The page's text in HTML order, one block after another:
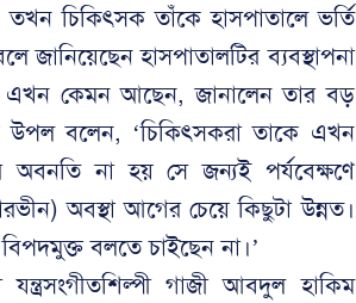
চিকিৎসক তাঁকে হাসপাতালে ভর্তি
হাসপাতালটির ব্যবস্থাপনা
এখন কেমন আছেন, জানালেন তার বড়
উপল বলেন, ‘চিকিৎসকরা তাকে এখন
অবনতি না হয় সে জন্যই পর্যবেক্ষণে
অবস্থা আগের চেয়ে কিছুটা উন্নত।
বলতে চাইছেন না।’
গাজী আবদুল হাকিম